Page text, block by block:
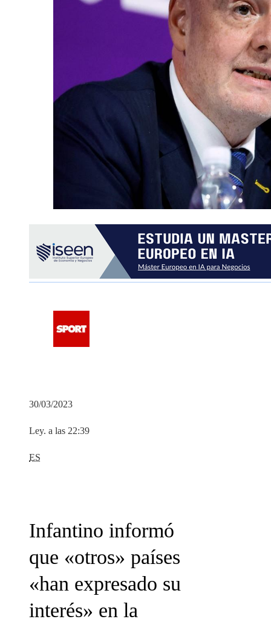
30/03/2023
Ley. a las 22:39
ES
Infantino informó
que «otros» países
«han expresado su
interés» en la